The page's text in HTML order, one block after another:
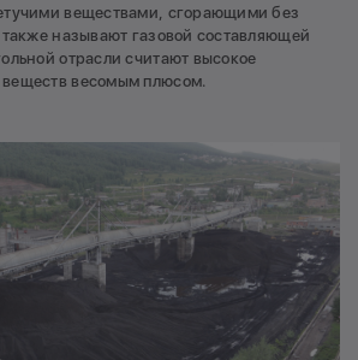
веществами, сгорающими без
также называют газовой составляющей
отрасли считают высокое
весомым плюсом.